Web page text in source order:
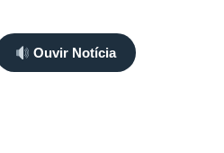
Ouvir Notícia